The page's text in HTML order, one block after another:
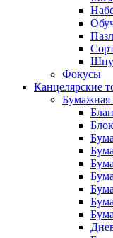
Фокусы
Канцелярские
Бумажная